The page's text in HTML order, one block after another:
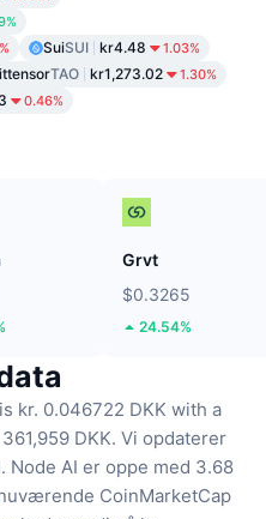
SuiSUI kr4.48 1.03%
TAO kr1,273.02 1.30%
0.46%
Grvt
$0.3265
24.54%
is kr. 0.046722 DKK with a
DKK. Vi opdaterer
Node AI er oppe med 3.68
CoinMarketCap